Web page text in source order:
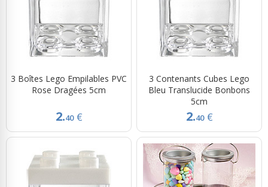
3 Boîtes Lego Empilables PVC
Rose Dragées 5cm
2.40 €
3 Contenants Cubes Lego
Bleu Translucide Bonbons
5cm
2.40 €